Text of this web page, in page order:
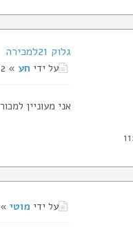
גלוק 21למכירה
על ידי חע » 12 ינואר 2003, 09:40
אני מעוניין למכור גלוק 21 במצב
על ידי מוטי » 12 ינואר 2003, 12:02